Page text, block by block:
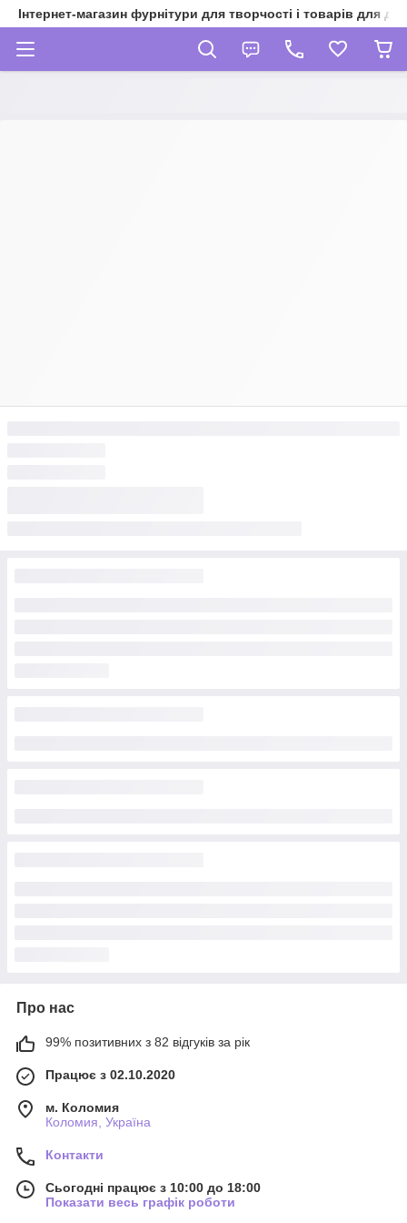
Інтернет-магазин фурнітури для творчості і товарів для
Про нас
99% позитивних з 82 відгуків за рік
Працює з 02.10.2020
м. Коломия
Коломия, Україна
Контакти
Сьогодні працює з 10:00 до 18:00
Показати весь графік роботи